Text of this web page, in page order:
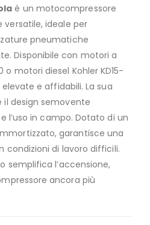
è un motocompressore
ideale per
pneumatiche
Disponibile con motori a
o motori diesel Kohler KD15-
e affidabili. La sua
design semovente
l’uso in campo. Dotato di un
garantisce una
condizioni di lavoro difficili.
semplifica l’accensione,
ancora più